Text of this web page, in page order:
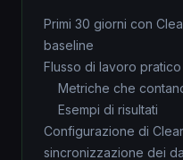
Primi 30 giorni con
baseline
Flusso di lavoro
Metriche che
Esempi di risultati
Configurazione di
sincronizzazione dei